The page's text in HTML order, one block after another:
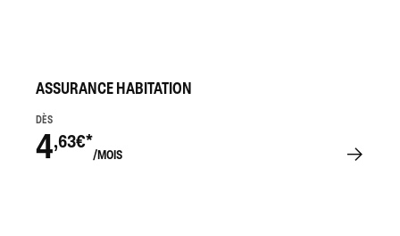
ASSURANCE HABITATION
DÈS
4,63€*
/MOIS